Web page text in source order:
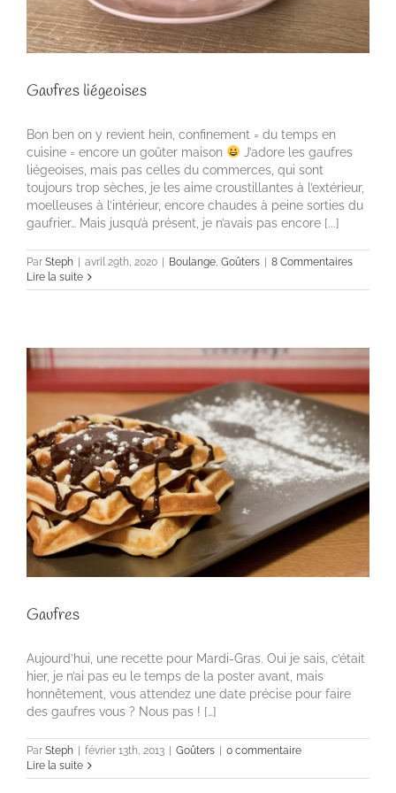
Gaufres liégeoises
Bon ben on y revient hein, confinement = du temps en
cuisine = encore un goûter maison
J’adore les gaufres
liégeoises, mais pas celles du commerces, qui sont
toujours trop sèches, je les aime croustillantes à l’extérieur,
moelleuses à l’intérieur, encore chaudes à peine sorties du
gaufrier… Mais jusqu’à présent, je n’avais pas encore [...]
Par Steph | avril 29th, 2020 | Boulange Goûters | 8 Commentaires
Lire la suite
Gaufres
Aujourd’hui, une recette pour Mardi-Gras. Oui je sais, c’était
hier, je n’ai pas eu le temps de la poster avant, mais
honnêtement, vous attendez une date précise pour faire
des gaufres vous ? Nous pas ! […]
Par Steph février 13th, 2013 Goûters
0 commentaire
Lire la suite